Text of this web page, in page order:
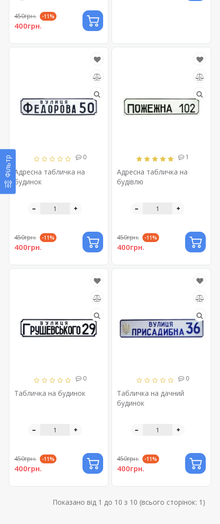
Фільтр
450грн. -11%
400грн.
0
Адресна табличка на
будинок
450грн. -11%
400грн.
1
Адресна табличка на
будівлю
450грн. -11%
400грн.
0
Табличка на будинок
450грн. -11%
400грн.
0
Табличка на дачний
будинок
450грн. -11%
400грн.
Показано від 1 до 10 з 10 (всього сторінок: 1)